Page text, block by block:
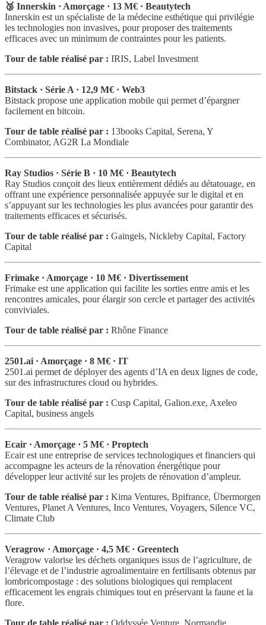
🥉 Innerskin · Amorçage · 13 M€ · Beautytech
Innerskin est un spécialiste de la médecine esthétique qui privilégie
les technologies non invasives, pour proposer des traitements
efficaces avec un minimum de contraintes pour les patients.
Tour de table réalisé par : IRIS, Label Investment
Bitstack · Série A · 12,9 M€ · Web3
Bitstack propose une application mobile qui permet d’épargner
facilement en bitcoin.
Tour de table réalisé par : 13books Capital, Serena, Y
Combinator, AG2R La Mondiale
Ray Studios · Série B · 10 M€ · Beautytech
Ray Studios conçoit des lieux entièrement dédiés au détatouage, en
offrant une expérience personnalisée appuyée sur le digital et en
s’appuyant sur les technologies les plus avancées pour garantir des
traitements efficaces et sécurisés.
Tour de table réalisé par : Gaingels, Nickleby Capital, Factory
Capital
Frimake · Amorçage · 10 M€ · Divertissement
Frimake est une application qui facilite les sorties entre amis et les
rencontres amicales, pour élargir son cercle et partager des activités
conviviales.
Tour de table réalisé par : Rhône Finance
2501.ai · Amorçage · 8 M€ · IT
2501.ai permet de déployer des agents d’IA en deux lignes de code,
sur des infrastructures cloud ou hybrides.
Tour de table réalisé par : Cusp Capital, Galion.exe, Axeleo
Capital, business angels
Ecair · Amorçage · 5 M€ · Proptech
Ecair est une entreprise de services technologiques et financiers qui
accompagne les acteurs de la rénovation énergétique pour
développer leur activité sur les projets de rénovation d’ampleur.
Tour de table réalisé par : Kima Ventures, Bpifrance, Übermorgen
Ventures, Planet A Ventures, Inco Ventures, Voyagers, Silence VC,
Climate Club
Veragrow · Amorçage · 4,5 M€ · Greentech
Veragrow valorise les déchets organiques issus de l’agriculture, de
l’élevage et de l’industrie agroalimentaire en fertilisants obtenus par
lombricompostage : des solutions biologiques qui remplacent
efficacement les engrais chimiques tout en préservant la faune et la
flore.
Tour de table réalisé par : Oddyssée Venture, Normandie